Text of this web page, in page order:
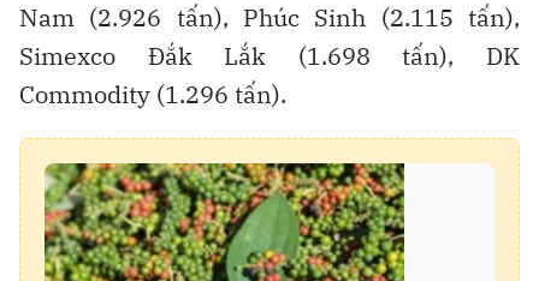
Nam (2.926 tấn), Phúc Sinh (2.115 tấn),
Simexco Đắk Lắk (1.698 tấn), DK
Commodity (1.296 tấn).